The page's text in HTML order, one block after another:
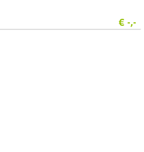
€ -,-